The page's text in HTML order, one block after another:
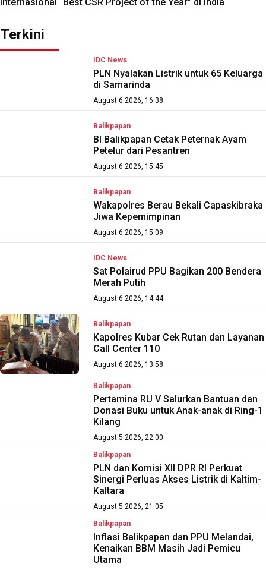
Terkini
IDC News
PLN Nyalakan Listrik untuk 65 Keluarga
di Samarinda
August 6 2026, 16:38
Balikpapan
BI Balikpapan Cetak Peternak Ayam
Petelur dari Pesantren
August 6 2026, 15:45
Balikpapan
Wakapolres Berau Bekali Capaskibraka
Jiwa Kepemimpinan
August 6 2026, 15:09
IDC News
Sat Polairud PPU Bagikan 200 Bendera
Merah Putih
August 6 2026, 14:44
Balikpapan
Kapolres Kubar Cek Rutan dan Layanan
Call Center 110
August 6 2026, 13:58
Balikpapan
Pertamina RU V Salurkan Bantuan dan
Donasi Buku untuk Anak-anak di Ring-1
Kilang
August 5 2026, 22:00
Balikpapan
PLN dan Komisi XII DPR RI Perkuat
Sinergi Perluas Akses Listrik di Kaltim-
Kaltara
August 5 2026, 21:05
Balikpapan
Inflasi Balikpapan dan PPU Melandai,
Kenaikan BBM Masih Jadi Pemicu
Utama